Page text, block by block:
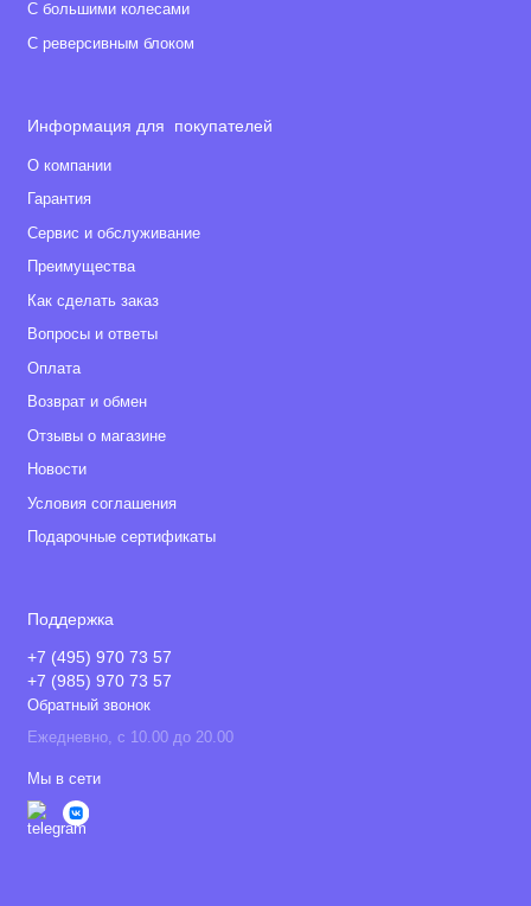
С большими колесами
С реверсивным блоком
Информация для покупателей
О компании
Гарантия
Сервис и обслуживание
Преимущества
Как сделать заказ
Вопросы и ответы
Оплата
Возврат и обмен
Отзывы о магазине
Новости
Условия соглашения
Подарочные сертификаты
Поддержка
+7 (495) 970 73 57
+7 (985) 970 73 57
Обратный звонок
Ежедневно, с 10.00 до 20.00
Мы в сети